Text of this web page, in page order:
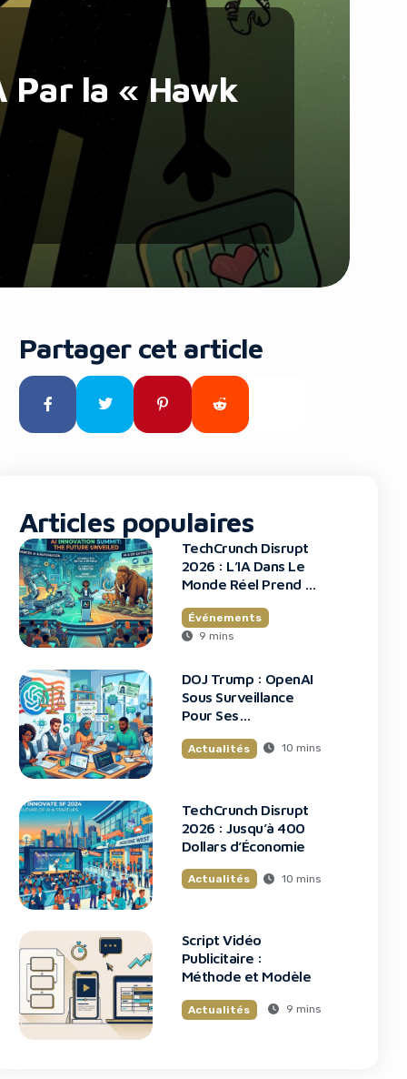
Par la « Hawk
Partager cet article
Articles populaires
TechCrunch Disrupt
2026 : L’IA Dans Le
Monde Réel Prend La
Événements
9 mins
DOJ Trump : OpenAI
Sous Surveillance
Pour Ses
Actualités 10 mins
TechCrunch Disrupt
2026 : Jusqu’à 400
Dollars d’Économie
Actualités 10 mins
Script Vidéo
Publicitaire :
Méthode et Modèle
Actualités 9 mins